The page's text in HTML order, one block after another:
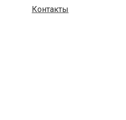
Контакты